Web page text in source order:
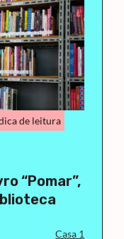
de leitura
“Pomar”,
Casa 1